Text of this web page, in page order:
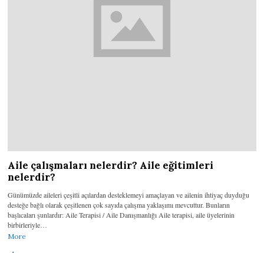
Aile çalışmaları nelerdir? Aile eğitimleri
nelerdir?
Günümüzde aileleri çeşitli açılardan desteklemeyi amaçlayan ve ailenin ihtiyaç duyduğu
desteğe bağlı olarak çeşitlenen çok sayıda çalışma yaklaşımı mevcuttur. Bunların
başlıcaları şunlardır: Aile Terapisi / Aile Danışmanlığı Aile terapisi, aile üyelerinin
birbirleriyle…
More